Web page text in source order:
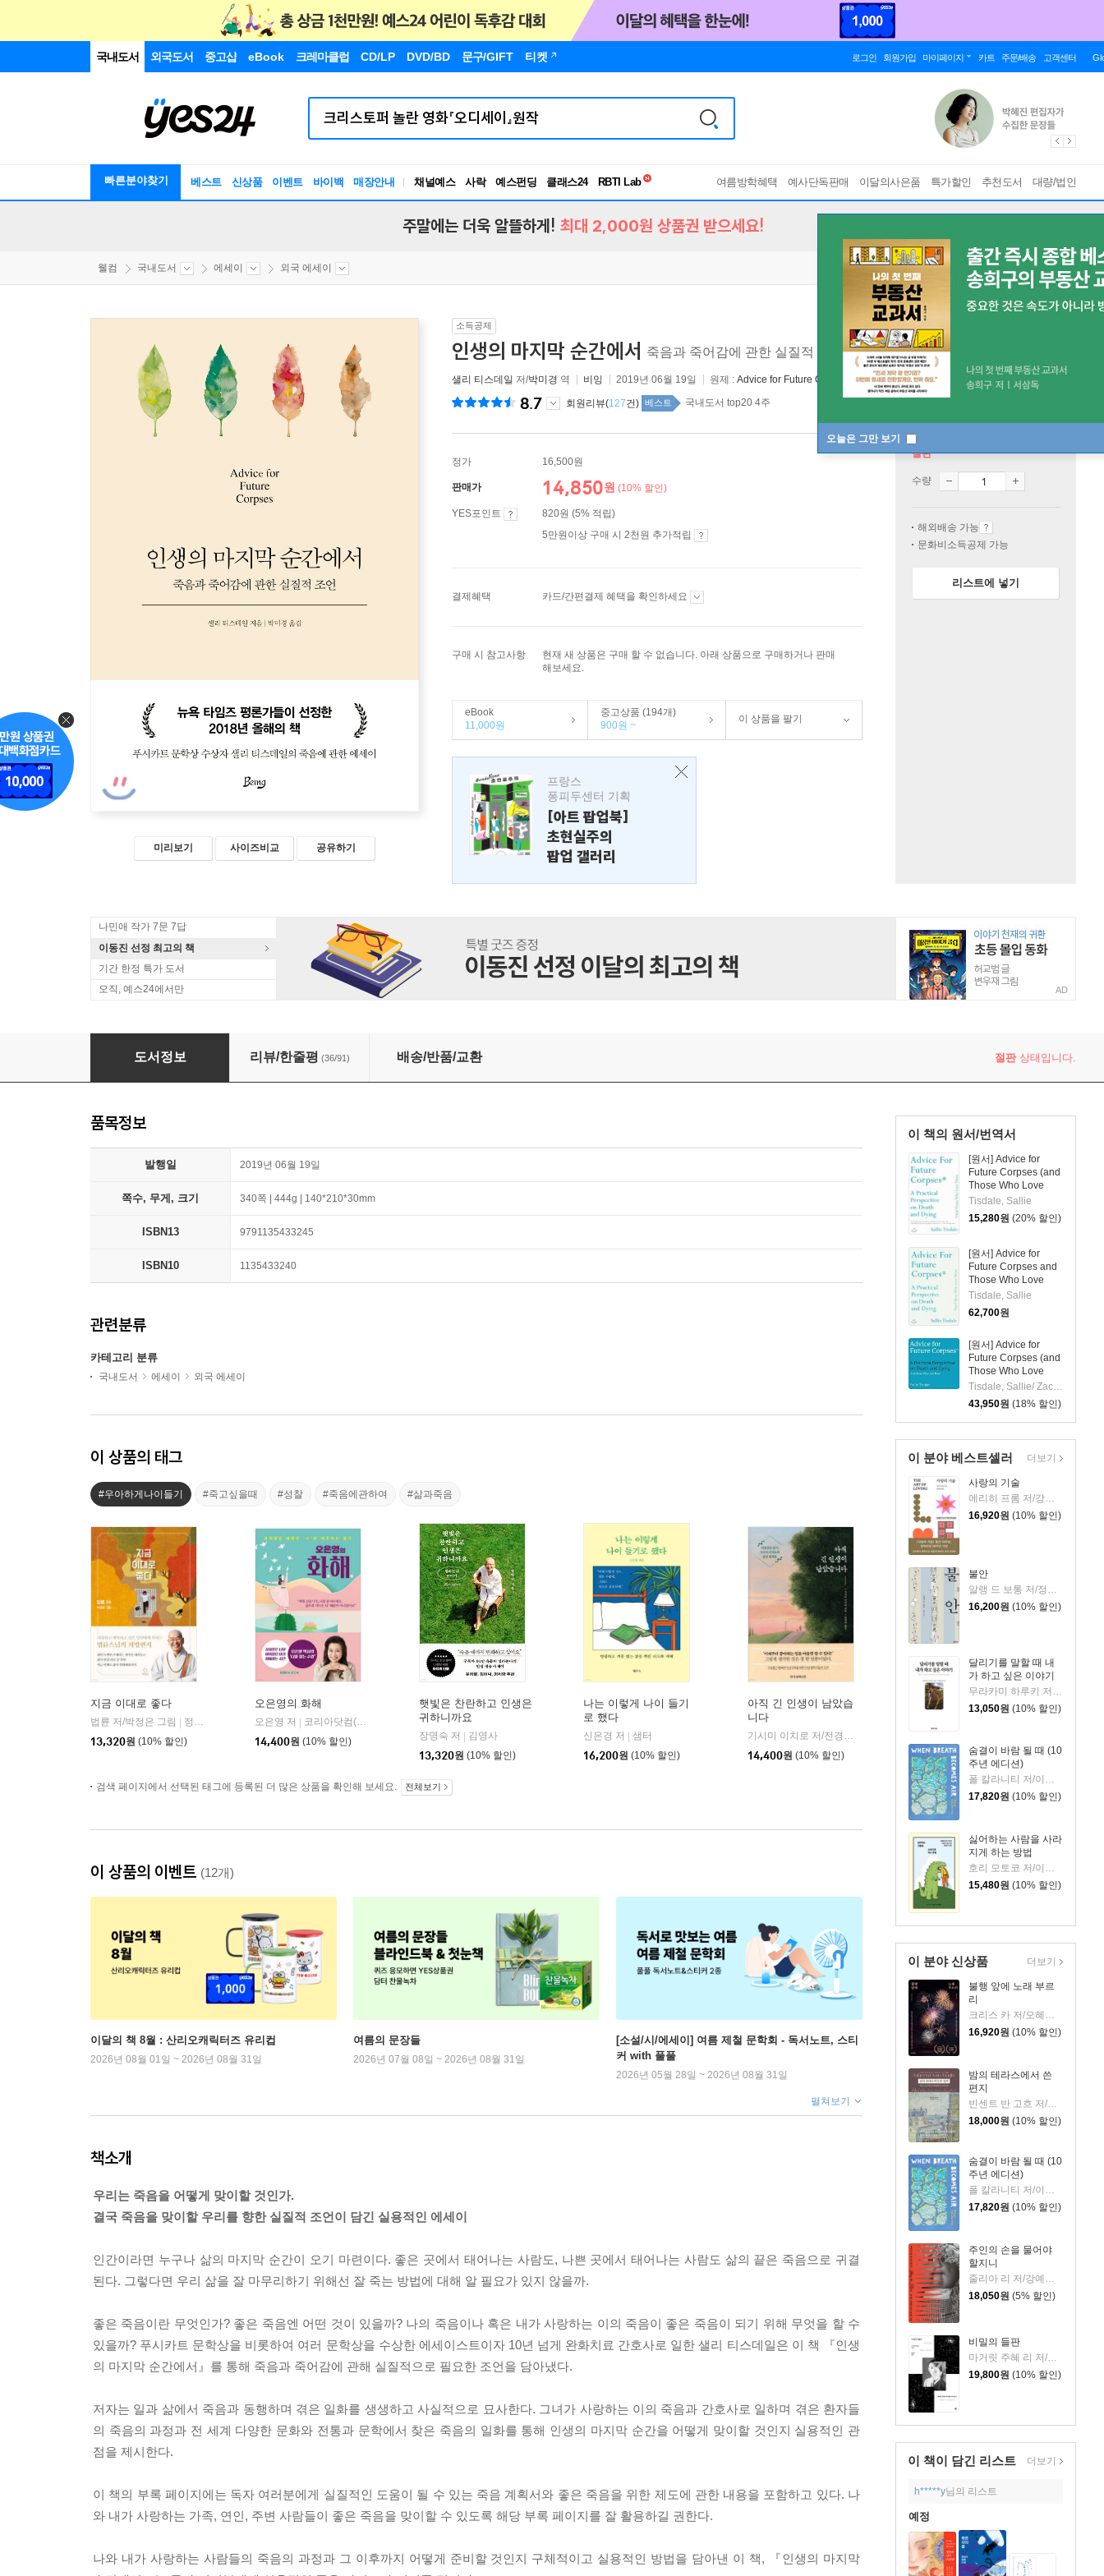
국내도서 외국도서 중고샵 eBook 크레마클럽 CD/LP DVD/BD 문구/GIFT 티켓 로그인 회원가입 마이페이지 카트 주문/배송 고객센터
빠른분야찾기 베스트 신상품 이벤트 바이백 매장안내 채널예스 사락 예스펀딩 클래스24
RBTI Lab
독서유형검사
여름방학혜택 예사단독판매 이달의사은품 특가할인 추천도서 대량/법인
오늘은 그만 보기
주말에는 더욱 알뜰하게! 최대 2,000원 상품권 받으세요!
웰컴 국내도서 에세이 외국 에세이
미리보기 사이즈비교 공유하기
소득공제
인생의 마지막 순간에서 죽음과 죽어감에 관한 실질적 조언
샐리 티스데일 저/박미경 역 비잉 2019년 06월 19일 원제 : Advice for Future Corpse
8.7 회원리뷰(127건) 베스트 국내도서 top20 4주
정가 16,500원
판매가 14,850원 (10% 할인)
YES포인트
820원 (5% 적립)
5만원이상 구매 시 2천원 추가적립
결제혜택 카드/간편결제 혜택을 확인하세요
구매 시 참고사항
현재 새 상품은 구매 할 수 없습니다. 아래 상품으로 구매하거나 판매
해보세요.
eBook
11,000원
중고상품 (194개)
900원 ~
이 상품을 팔기
프랑스
퐁피두센터 기획
[아트 팝업북]
초현실주의
팝업 갤러리
절판
수량
해외배송 가능
문화비소득공제 가능
리스트에 넣기
나민애 작가 7문 7답
이동진 선정 최고의 책
기간 한정 특가 도서
오직, 예스24에서만
AD
인생의 마지막 순간에서
도서정보 리뷰/한줄평 (36/91) 배송/반품/교환 절판상태입니다.
이 책의 원서/번역서
[원서] Advice for
Future Corpses (and
Those Who Love
Them): A Practical
Perspective on
Death and Dying
Tisdale, Sallie
15,280원 (20% 할인)
[원서] Advice for
Future Corpses and
Those Who Love
Them
Tisdale, Sallie
62,700원
[원서] Advice for
Future Corpses (and
Those Who Love
Them): A Practical
Perspective on
Death and Dying
Tisdale, Sallie/ Zackman, Gabra (NRT)
43,950원 (18% 할인)
이 분야 베스트셀러
사랑의 기술
에리히 프롬 저/강주헌 역
16,920원 (10% 할인)
불안
알랭 드 보통 저/정영목 역
16,200원 (10% 할인)
달리기를 말할 때 내
가 하고 싶은 이야기
무라카미 하루키 저/임홍빈 역
13,050원 (10% 할인)
숨결이 바람 될 때 (10
주년 에디션)
폴 칼라니티 저/이종인 역
17,820원 (10% 할인)
싫어하는 사람을 사라
지게 하는 방법
15,480원 (10% 할인)
더보기
이 분야 신상품
불행 앞에 노래 부르
리
크리스 카 저/오혜진 역
16,920원 (10% 할인)
밤의 테라스에서 쓴
편지
18,000원 (10% 할인)
숨결이 바람 될 때 (10
주년 에디션)
폴 칼라니티 저/이종인 역
17,820원 (10% 할인)
주인의 손을 물어야
할지니
줄리아 리 저/강예은,문지영 역
18,050원 (5% 할인)
비밀의 들판
마거릿 주혜 리 저/장상미 역
19,800원 (10% 할인)
더보기
이 책이 담긴 리스트 더보기
h*****y님의 리스트
예정
품목정보
발행일 2019년 06월 19일
쪽수, 무게, 크기 340쪽 | 444g | 140*210*30mm
ISBN13 9791135433245
ISBN10 1135433240
관련분류
카테고리 분류
국내도서 에세이 외국 에세이
이 상품의 태그
#우아하게나이들기 #죽고싶을때 #성찰 #죽음에관하여 #삶과죽음
지금 이대로 좋다
법륜 저/박정은 그림
정토출판
13,320원 (10% 할인)
오은영의 화해
오은영 저
코리아닷컴(Korea.com)
14,400원 (10% 할인)
햇빛은 찬란하고 인생은
귀하니까요
장명숙 저
김영사
13,320원 (10% 할인)
나는 이렇게 나이 들기
로 했다
신은경 저
샘터
16,200원 (10% 할인)
아직 긴 인생이 남았습
니다
기시미 이치로 저/전경아 역
14,400원 (10% 할인)
검색 페이지에서 선택된 태그에 등록된 더 많은 상품을 확인해 보세요. 전체보기
이 상품의 이벤트 (12개)
이달의 책 8월 : 산리오캐릭터즈 유리컵
2026년 08월 01일 ~ 2026년 08월 31일
여름의 문장들
2026년 07월 08일 ~ 2026년 08월 31일
[소설/시/에세이] 여름 제철 문학회 - 독서노트, 스티
커 with 풀풀
2026년 05월 28일 ~ 2026년 08월 31일
펼쳐보기
책소개
우리는 죽음을 어떻게 맞이할 것인가.
결국 죽음을 맞이할 우리를 향한 실질적 조언이 담긴 실용적인 에세이
인간이라면 누구나 삶의 마지막 순간이 오기 마련이다. 좋은 곳에서 태어나는 사람도, 나쁜 곳에서 태어나는 사람도 삶의 끝은 죽음으로 귀결
된다. 그렇다면 우리 삶을 잘 마무리하기 위해선 잘 죽는 방법에 대해 알 필요가 있지 않을까.
좋은 죽음이란 무엇인가? 좋은 죽음엔 어떤 것이 있을까? 나의 죽음이나 혹은 내가 사랑하는 이의 죽음이 좋은 죽음이 되기 위해 무엇을 할 수
있을까? 푸시카트 문학상을 비롯하여 여러 문학상을 수상한 에세이스트이자 10년 넘게 완화치료 간호사로 일한 샐리 티스데일은 이 책 『인생
의 마지막 순간에서』를 통해 죽음과 죽어감에 관해 실질적으로 필요한 조언을 담아냈다.
저자는 일과 삶에서 죽음과 동행하며 겪은 일화를 생생하고 사실적으로 묘사한다. 그녀가 사랑하는 이의 죽음과 간호사로 일하며 겪은 환자들
의 죽음의 과정과 전 세계 다양한 문화와 전통과 문학에서 찾은 죽음의 일화를 통해 인생의 마지막 순간을 어떻게 맞이할 것인지 실용적인 관
점을 제시한다.
이 책의 부록 페이지에는 독자 여러분에게 실질적인 도움이 될 수 있는 죽음 계획서와 좋은 죽음을 위한 제도에 관한 내용을 포함하고 있다. 나
와 내가 사랑하는 가족, 연인, 주변 사람들이 좋은 죽음을 맞이할 수 있도록 해당 부록 페이지를 잘 활용하길 권한다.
나와 내가 사랑하는 사람들의 죽음의 과정과 그 이후까지 어떻게 준비할 것인지 구체적이고 실용적인 방법을 담아낸 이 책, 『인생의 마지막